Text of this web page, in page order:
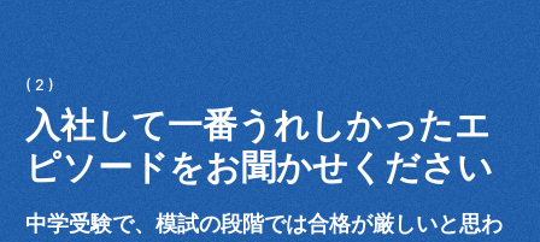
入社して一番うれしかったエ
ピソードをお聞かせください
中学受験で、模試の段階では合格が厳しいと思わ